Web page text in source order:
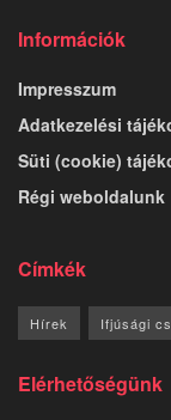
Információk
Impresszum
Adatkezelési
Süti (cookie)
Régi weboldalunk
Címkék
Hírek Ifjúsági
Elérhetőségünk